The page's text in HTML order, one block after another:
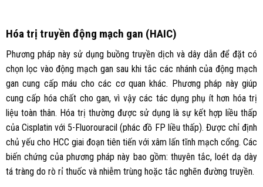
Hóa trị truyền động mạch gan (HAIC)
Phương pháp này sử dụng buồng truyền dịch và dây dẫn để đặt có
chọn lọc vào động mạch gan sau khi tắc các nhánh của động mạch
gan cung cấp máu cho các cơ quan khác. Phương pháp này giúp
cung cấp hóa chất cho gan, vì vậy các tác dụng phụ ít hơn hóa trị
liệu toàn thân. Hóa trị thường được sử dụng là sự kết hợp liều thấp
của Cisplatin với 5-Fluorouracil (phác đồ FP liều thấp). Được chỉ định
chủ yếu cho HCC giai đoạn tiên tiến với xâm lấn tĩnh mạch cổng. Các
biến chứng của phương pháp này bao gồm: thuyên tắc, loét dạ dày
tá tràng do rò rỉ thuốc và nhiễm trùng hoặc tắc nghẽn đường truyền.